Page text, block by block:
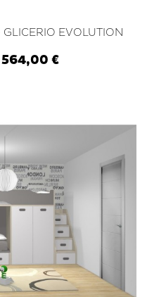
EVOLUTION
€